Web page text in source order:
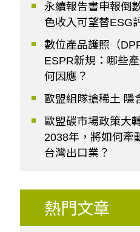
永續報告書申報倒
色收入可望替ESG
數位產品護照（
ESPR新規：哪些
何因應？
歐盟組隊搶稀土 隱
歐盟碳市場政策大
2038年，將如何牽
台灣出口業？
熱門文章